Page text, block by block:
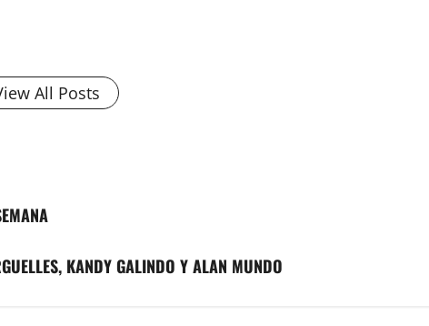
All Posts
KANDY GALINDO Y ALAN MUNDO